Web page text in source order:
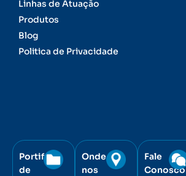
Linhas de Atuação
Produtos
Blog
Politica de Privacidade
Portifólio
de
Onde
nos
Fale
Conosco